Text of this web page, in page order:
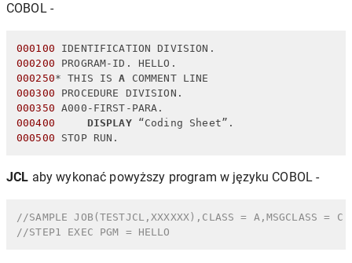
COBOL -
000100 IDENTIFICATION
000200 PROGRAM-ID.
000250* THIS IS A
000300 PROCEDURE
000350 A000-FIRST-
000400
DISPLAY “Coding
000500 STOP
JCL aby wykonać powyższy program w języku COBOL -
//SAMPLE JOB(TESTJCL,XXXXXX),CLASS = A,MSGCLASS = C
//STEP1 EXEC PGM = HELLO